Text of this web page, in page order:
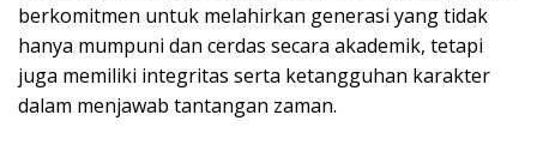
berkomitmen untuk melahirkan generasi yang tidak
hanya mumpuni dan cerdas secara akademik, tetapi
juga memiliki integritas serta ketangguhan karakter
dalam menjawab tantangan zaman.